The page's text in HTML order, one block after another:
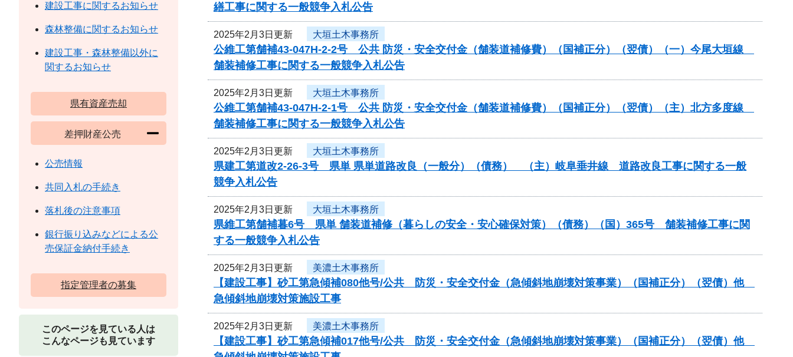
繕工事に関する一般競争入札公告
2025年2月3日更新 大垣土木事務所
公維工第舗補43-047H-2-2号 公共 防災・安全交付金（舗装道補修費）（国補正分）（翌債）（一）今尾大垣線
舗装補修工事に関する一般競争入札公告
2025年2月3日更新 大垣土木事務所
公維工第舗補43-047H-2-1号 公共 防災・安全交付金（舗装道補修費）（国補正分）（翌債）（主）北方多度線
舗装補修工事に関する一般競争入札公告
2025年2月3日更新 大垣土木事務所
県建工第道改2-26-3号 県単 県単道路改良（一般分）（債務） （主）岐阜垂井線 道路改良工事に関する一般
競争入札公告
2025年2月3日更新 大垣土木事務所
県維工第舗補暮6号 県単 舗装道補修（暮らしの安全・安心確保対策）（債務）（国）365号 舗装補修工事に関
する一般競争入札公告
2025年2月3日更新 美濃土木事務所
【建設工事】砂工第急傾補080他号/公共 防災・安全交付金（急傾斜地崩壊対策事業）（国補正分）（翌債）他
急傾斜地崩壊対策施設工事
2025年2月3日更新 美濃土木事務所
【建設工事】砂工第急傾補017他号/公共 防災・安全交付金（急傾斜地崩壊対策事業）（国補正分）（翌債）他
建設工事に関するお知らせ
森林整備に関するお知らせ
建設工事・森林整備以外に
関するお知らせ
県有資産売却
差押財産公売
公売情報
共同入札の手続き
落札後の注意事項
銀行振り込みなどによる公
売保証金納付手続き
指定管理者の募集
このページを見ている人は
こんなページも見ています